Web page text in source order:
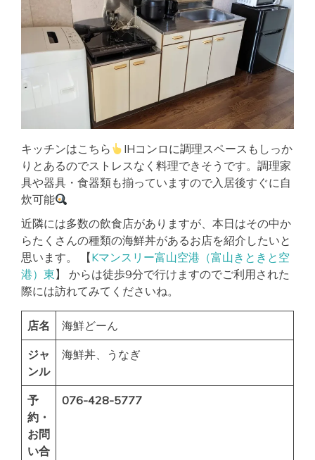
キッチンはこちら
IHコンロに調理スペースもしっか
りとあるのでストレスなく料理できそうです。調理家
具や器具・食器類も揃っていますので入居後すぐに自
炊可能
近隣には多数の飲食店がありますが、本日はその中か
らたくさんの種類の海鮮丼があるお店を紹介したいと
思います。 【Kマンスリー富山空港（富山きときと空
港）東】 からは徒歩9分で行けますのでご利用された
際には訪れてみてくださいね。
店名 海鮮どーん
ジャ
ンル
海鮮丼、うなぎ
予
約・
お問
い合
076-428-5777